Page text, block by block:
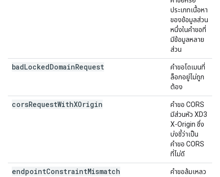
ประเภทเนื้อหา
ของข้อมูลส่วน
หนึ่งในคำขอที่
มีข้อมูลหลาย
ส่วน
badLockedDomainRequest
คำขอโดเมนที่
ล็อกอยู่ไม่ถูก
ต้อง
corsRequestWithXOrigin
คำขอ CORS
มีส่วนหัว XD3
X-Origin ซึ่ง
บ่งชี้ว่าเป็น
คำขอ CORS
ที่ไม่ดี
endpointConstraintMismatch
คำขอล้มเหลว